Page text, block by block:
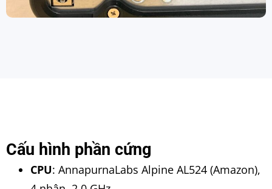
Cấu hình phần cứng
CPU: AnnapurnaLabs Alpine AL524 (Amazon),